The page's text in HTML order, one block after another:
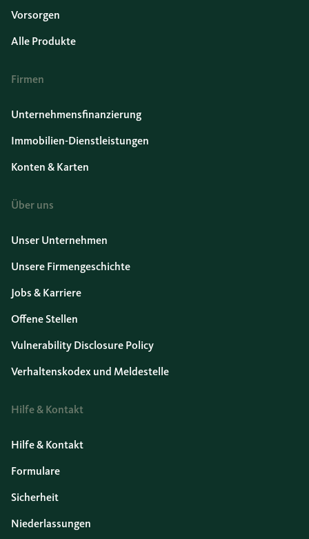
Vorsorgen
Alle Produkte
Firmen
Unternehmensfinanzierung
Immobilien-Dienstleistungen
Konten & Karten
Über uns
Unser Unternehmen
Unsere Firmengeschichte
Jobs & Karriere
Offene Stellen
Vulnerability Disclosure Policy
Verhaltenskodex und Meldestelle
Hilfe & Kontakt
Hilfe & Kontakt
Formulare
Sicherheit
Niederlassungen